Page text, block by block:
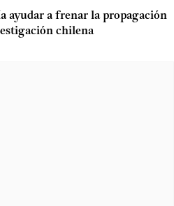
ayudar a frenar la propagación
chilena